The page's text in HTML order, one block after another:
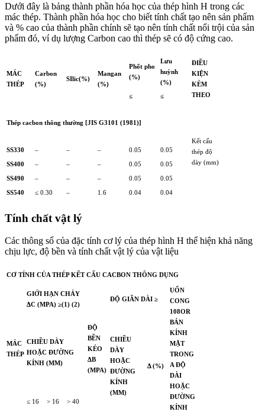
Dưới đây là bảng thành phần hóa học của thép hình H trong các
mác thép. Thành phần hóa học cho biết tính chất tạo nên sản phẩm
và % cao của thành phần chính sẽ tạo nên tính chất nổi trội của sản
phẩm đó, ví dụ lượng Carbon cao thì thép sẽ có độ cứng cao.
MÁC
THÉP
Carbon
(%)
SIlic(%)
Mangan
(%)
Phốt pho
(%)
Lưu
huỳnh
(%)
ĐIỀU
KIỆN
KÈM
THEO
≤ ≤
Thép cacbon thông thường [JIS G3101 (1981)]
Kết cấu
thép độ
dày (mm)
SS330 – – – 0.05 0.05
SS400 – – – 0.05 0.05
SS490 – – – 0.05 0.05
SS540 ≤ 0.30 – 1.6 0.04 0.04
Tính chất vật lý
Các thông số của đặc tính cơ lý của thép hình H thể hiện khả năng
chịu lực, độ bền và tính chất vật lý của vật liệu
CƠ TÍNH CỦA THÉP KẾT CẤU CACBON THÔNG DỤNG
MÁC
THÉP
GIỚI HẠN CHẢY
ΔC (MPA) ≥(1) (2)
ĐỘ
BỀN
KÉO
ΔB
(MPA)
ĐỘ GIÃN DÀI ≥
UỐN
CONG
108OR
BÁN
KÍNH
MẶT
TRONG
A ĐỘ
DÀI
HOẶC
ĐƯỜNG
KÍNH
CHIỀU DÀY
HOẶC ĐƯỜNG
KÍNH (MM)
CHIỀU
DÀY
HOẶC
ĐƯỜNG
KÍNH
(MM)
Δ (%)
≤ 16 > 16 > 40